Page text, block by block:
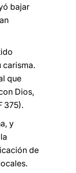
bajar
carisma.
que
Dios,
375).
y
de